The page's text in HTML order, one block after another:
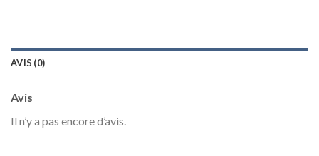
AVIS (0)
Avis
Il n’y a pas encore d’avis.